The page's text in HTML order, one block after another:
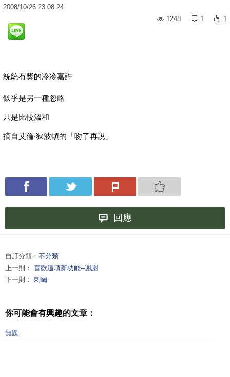
2008/10/26 23:08:24
1248
1 1
統統有獎的冷冷嘉許
似乎是另一種忽略
只是比較溫和
摘自艾倫‧狄波頓的「吻了再說」
回應
自訂分類： 不分類
上一則： 喜歡這項新功能--謝謝
下一則： 刺繡
你可能會有興趣的文章：
無題